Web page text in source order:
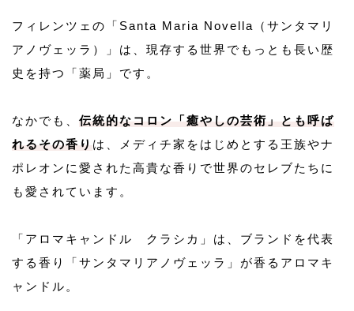
フィレンツェの「Santa Maria Novella（サンタマリ
アノヴェッラ）」は、現存する世界でもっとも長い歴
史を持つ「薬局」です。
なかでも、 伝統的なコロン「癒やしの芸術」とも呼ば
れるその香り は、メディチ家をはじめとする王族やナ
ポレオンに愛された高貴な香りで世界のセレブたちに
も愛されています。
「アロマキャンドル クラシカ」は、ブランドを代表
する香り「サンタマリアノヴェッラ」が香るアロマキ
ャンドル。